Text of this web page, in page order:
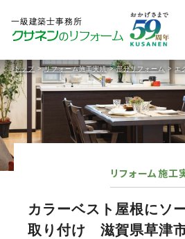
トップ >リフォーム施工実績>部分リフォーム > エ
リフォーム施工
カラーベスト屋根にソ
取り付け 滋賀県草津